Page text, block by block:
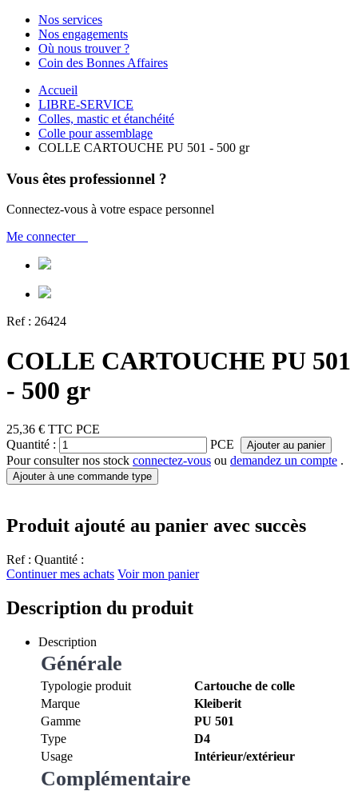
Nos services
Nos engagements
Où nous trouver ?
Coin des Bonnes Affaires
Accueil
LIBRE-SERVICE
Colles, mastic et étanchéité
Colle pour assemblage
COLLE CARTOUCHE PU 501 - 500 gr
Vous êtes professionnel ?
Connectez-vous à votre espace personnel
Me connecter
Ref : 26424
COLLE CARTOUCHE PU 501
- 500 gr
25,36 € TTC PCE
Quantité :
PCE Ajouter au panier
Pour consulter nos stock connectez-vous ou demandez un compte .
Ajouter à une commande type
Produit ajouté au panier avec succès
Ref : Quantité :
Continuer mes achats Voir mon panier
Description du produit
Description
Générale
Typologie produit
Cartouche de colle
Marque
Kleiberit
Gamme
PU 501
Type
D4
Usage
Intérieur/extérieur
Complémentaire